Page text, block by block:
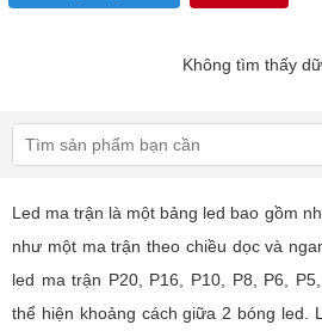
Không tìm thấy
Led ma trận là một bảng led bao gồm
như một ma trận theo chiều dọc và
led ma trận P20, P16, P10, P8, P6,
thể hiện khoảng cách giữa 2 bóng led.